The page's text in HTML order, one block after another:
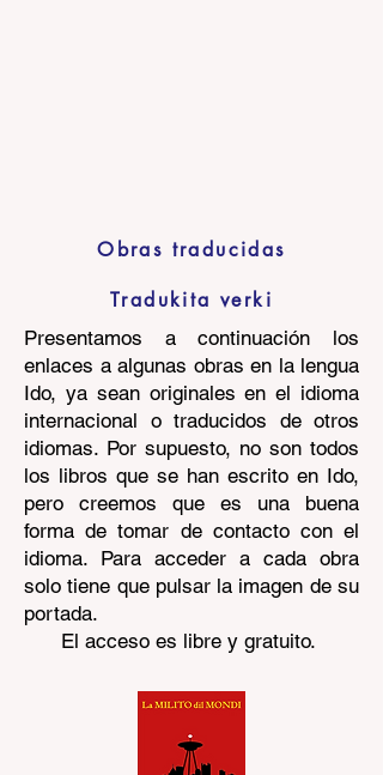
Obras traducidas
Tradukita verki
Presentamos a continuación los
enlaces a algunas obras en la lengua
Ido, ya sean originales en el idioma
internacional o traducidos de otros
idiomas. Por supuesto, no son todos
los libros que se han escrito en Ido,
pero creemos que es una buena
forma de tomar de contacto con el
idioma. Para acceder a cada obra
solo tiene que pulsar la imagen de su
portada.
El acceso es libre y gratuito.